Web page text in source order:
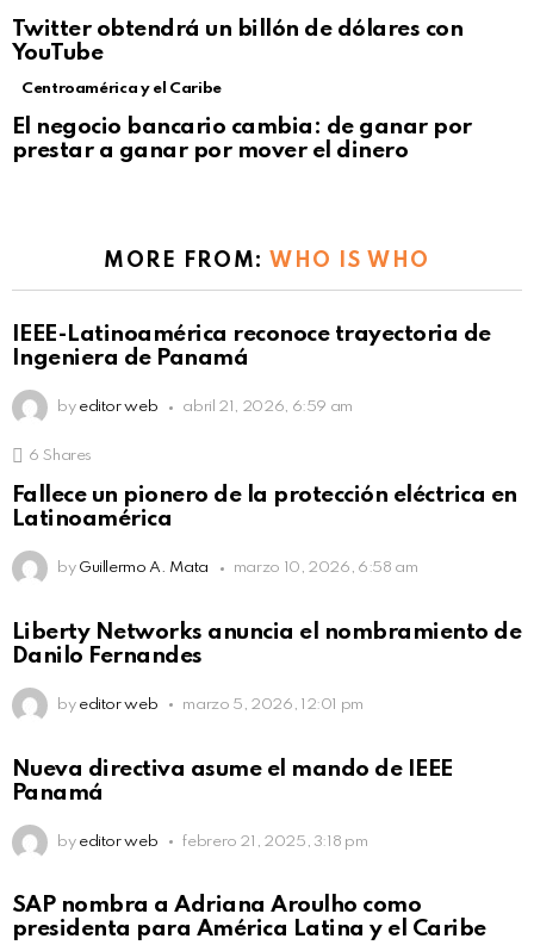
Not Safe For Work
Click to view this post
Twitter obtendrá un billón de dólares con
YouTube
Centroamérica y el Caribe
El negocio bancario cambia: de ganar por
prestar a ganar por mover el dinero
MORE FROM: WHO IS WHO
IEEE-Latinoamérica reconoce trayectoria de
Ingeniera de Panamá
by editor web abril 21, 2026, 6:59 am
6 Shares
Fallece un pionero de la protección eléctrica en
Latinoamérica
by Guillermo A. Mata marzo 10, 2026, 6:58 am
Liberty Networks anuncia el nombramiento de
Danilo Fernandes
by editor web marzo 5, 2026, 12:01 pm
Nueva directiva asume el mando de IEEE
Panamá
by editor web febrero 21, 2025, 3:18 pm
SAP nombra a Adriana Aroulho como
presidenta para América Latina y el Caribe